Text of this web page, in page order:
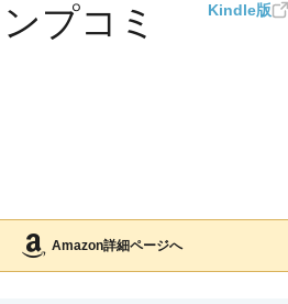
プコミ
Kindle版
Amazon詳細ページへ